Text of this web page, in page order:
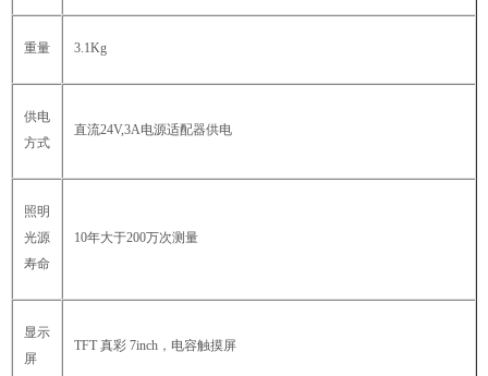
重量 3.1Kg
供电
方式
直流24V,3A电源适配器供电
照明
光源
寿命
10年大于200万次测量
显示
屏
TFT 真彩 7inch，电容触摸屏